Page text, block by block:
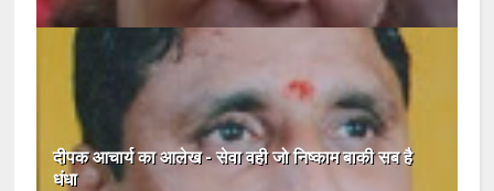
दीपक आचार्य का आलेख - सेवा वही जो निष्काम बाकी सब है
धंधा